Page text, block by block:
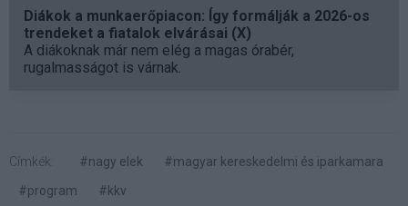
Diákok a munkaerőpiacon: Így formálják a 2026-os
trendeket a fiatalok elvárásai (X)
A diákoknak már nem elég a magas órabér,
rugalmasságot is várnak.
Címkék: #nagy elek
#magyar kereskedelmi és iparkamara
#program
#kkv